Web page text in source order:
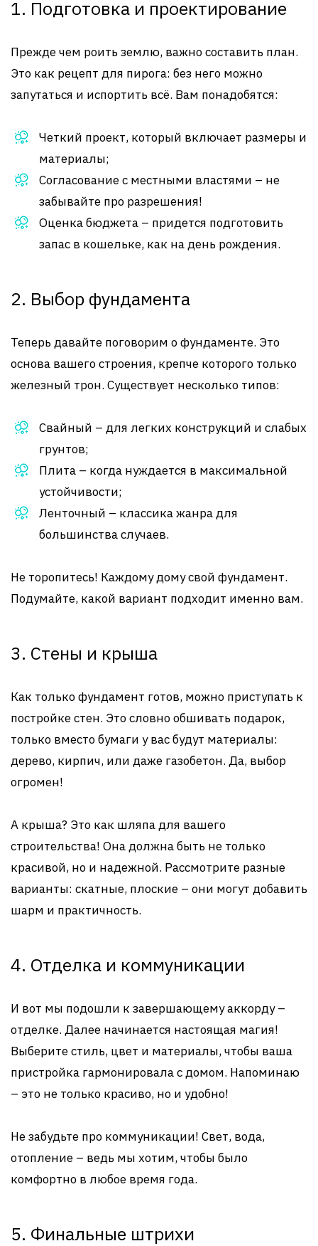
1. Подготовка и проектирование
Прежде чем роить землю, важно составить план.
Это как рецепт для пирога: без него можно
запутаться и испортить всё. Вам понадобятся:
Четкий проект, который включает размеры и
материалы;
Согласование с местными властями – не
забывайте про разрешения!
Оценка бюджета – придется подготовить
запас в кошельке, как на день рождения.
2. Выбор фундамента
Теперь давайте поговорим о фундаменте. Это
основа вашего строения, крепче которого только
железный трон. Существует несколько типов:
Свайный – для легких конструкций и слабых
грунтов;
Плита – когда нуждается в максимальной
устойчивости;
Ленточный – классика жанра для
большинства случаев.
Не торопитесь! Каждому дому свой фундамент.
Подумайте, какой вариант подходит именно вам.
3. Стены и крыша
Как только фундамент готов, можно приступать к
постройке стен. Это словно обшивать подарок,
только вместо бумаги у вас будут материалы:
дерево, кирпич, или даже газобетон. Да, выбор
огромен!
А крыша? Это как шляпа для вашего
строительства! Она должна быть не только
красивой, но и надежной. Рассмотрите разные
варианты: скатные, плоские – они могут добавить
шарм и практичность.
4. Отделка и коммуникации
И вот мы подошли к завершающему аккорду –
отделке. Далее начинается настоящая магия!
Выберите стиль, цвет и материалы, чтобы ваша
пристройка гармонировала с домом. Напоминаю
– это не только красиво, но и удобно!
Не забудьте про коммуникации! Свет, вода,
отопление – ведь мы хотим, чтобы было
комфортно в любое время года.
5. Финальные штрихи